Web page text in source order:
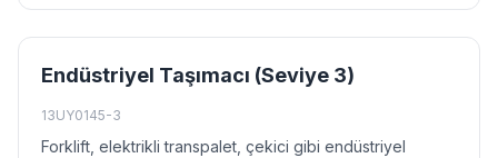
Endüstriyel Taşımacı (Seviye 3)
13UY0145-3
Forklift, elektrikli transpalet, çekici gibi endüstriyel